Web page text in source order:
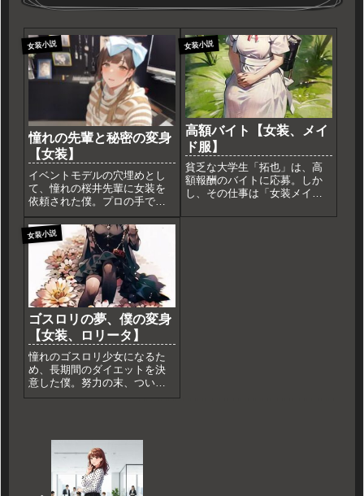
女装小説
憧れの先輩と秘密の変身
【女装】
イベントモデルの穴埋めとし
て、憧れの桜井先輩に女装を
依頼された僕。プロの手で女
性に変身し、撮影に臨む。
「君、すごく可愛かったよ」
という先輩の言葉に、女装し
た自分が肯定され、先輩への
想いが特別なものに変わるこ
とに気づく。
女装小説
高額バイト【女装、メイ
ド服】
貧乏な大学生「拓也」は、高
額報酬のバイトに応募。しか
し、その仕事は「女装メイ
咲」に仕えることだった。羞
女装小説
ゴスロリの夢、僕の変身
【女装、ロリータ】
憧れのゴスロリ少女になるた
め、長期間のダイエットを決
意した僕。努力の末、ついに
漆黒のロリータドレスに袖を